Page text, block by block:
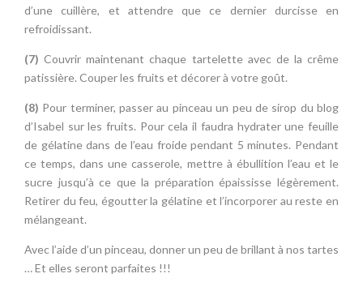
d’une cuillère, et attendre que ce dernier durcisse en
refroidissant.
(7) Couvrir maintenant chaque tartelette avec de la crême
patissière. Couper les fruits et décorer à votre goût.
(8) Pour terminer, passer au pinceau un peu de sirop du blog
d’Isabel sur les fruits. Pour cela il faudra hydrater une feuille
de gélatine dans de l’eau froide pendant 5 minutes. Pendant
ce temps, dans une casserole, mettre à ébullition l’eau et le
sucre jusqu’à ce que la préparation épaississe légèrement.
Retirer du feu, égoutter la gélatine et l’incorporer au reste en
mélangeant.
Avec l’aide d’un pinceau, donner un peu de brillant à nos tartes
… Et elles seront parfaites !!!